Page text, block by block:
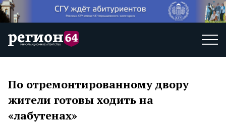
По отремонтированному двору
жители готовы ходить на
«лабутенах»